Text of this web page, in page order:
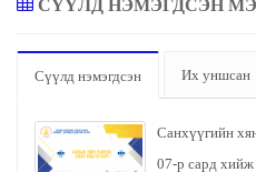
СҮҮЛД НЭМЭГДСЭН
Сүүлд нэмэгдсэн Их уншсан
Санхүүгийн
07-р сард хийж